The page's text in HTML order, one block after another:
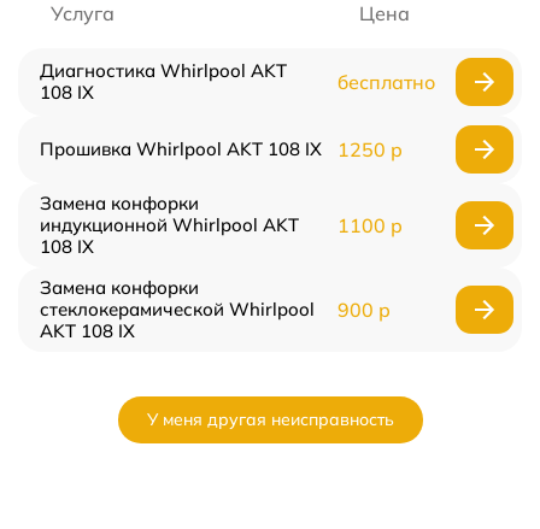
Услуга Цена
Диагностика Whirlpool AKT
108 IX
бесплатно
Прошивка Whirlpool AKT 108 IX 1250 р
Замена конфорки
индукционной Whirlpool AKT
108 IX
1100 р
Замена конфорки
стеклокерамической Whirlpool
AKT 108 IX
900 р
У меня другая неисправность